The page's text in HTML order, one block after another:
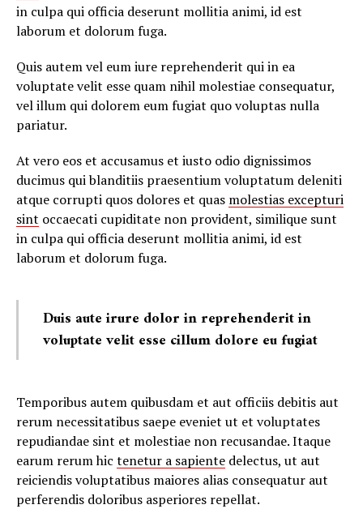
in culpa qui officia deserunt mollitia animi, id est
laborum et dolorum fuga.
Quis autem vel eum iure reprehenderit qui in ea
voluptate velit esse quam nihil molestiae consequatur,
vel illum qui dolorem eum fugiat quo voluptas nulla
pariatur.
At vero eos et accusamus et iusto odio dignissimos
ducimus qui blanditiis praesentium voluptatum deleniti
atque corrupti quos dolores et quas molestias excepturi
sint occaecati cupiditate non provident, similique sunt
in culpa qui officia deserunt mollitia animi, id est
laborum et dolorum fuga.
Duis aute irure dolor in reprehenderit in
voluptate velit esse cillum dolore eu fugiat
Temporibus autem quibusdam et aut officiis debitis aut
rerum necessitatibus saepe eveniet ut et voluptates
repudiandae sint et molestiae non recusandae. Itaque
earum rerum hic tenetur a sapiente delectus, ut aut
reiciendis voluptatibus maiores alias consequatur aut
perferendis doloribus asperiores repellat.